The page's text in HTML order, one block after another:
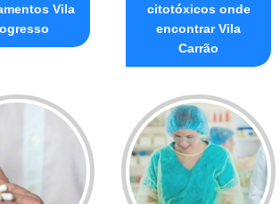
Vila
citotóxicos onde
encontrar Vila
Carrão